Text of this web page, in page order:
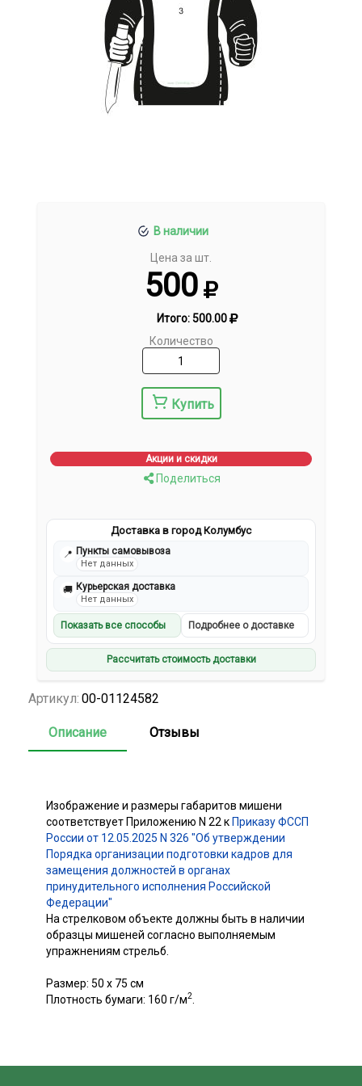
В наличии
Цена за шт.
500
Итого:500.00
Количество
Купить
Акции и скидки
Поделиться
Доставка в город Колумбус
📍 Пункты самовывоза
Нет данных
🚚 Курьерская доставка
Нет данных
Показать все способы Подробнее о доставке
Рассчитать стоимость доставки
Артикул: 00-01124582
Описание Отзывы
Изображение и размеры габаритов мишени
соответствует Приложению N 22 к Приказу ФССП
России от 12.05.2025 N 326 "Об утверждении
Порядка организации подготовки кадров для
замещения должностей в органах
принудительного исполнения Российской
Федерации"
На стрелковом объекте должны быть в наличии
образцы мишеней согласно выполняемым
упражнениям стрельб.
Размер: 50 х 75 см
Плотность бумаги: 160 г/м2